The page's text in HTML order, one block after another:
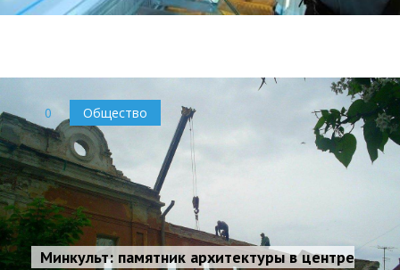
30 мая 2016, 20:49
0 Общество
Минкульт: памятник архитектуры в центре